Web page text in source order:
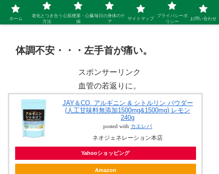
シニア 新しい人生を開拓するブログ
体調不安・・・左手首が痛い。
スポンサーリンク
血管の若返りに。
JAY＆CO. アルギニン & シトルリン パウダー
(人工甘味料無添加1500mg&1500mg) レモン
240g
posted with カエレバ
ネオジェネレーション本店
Yahooショッピング
Amazon
ホーム
老化とつき合う
方法
心筋梗塞・心臓
病
毎日の身体のケ
ア
サイトマップ
プライバシーポ
リシー
お問い合わせ